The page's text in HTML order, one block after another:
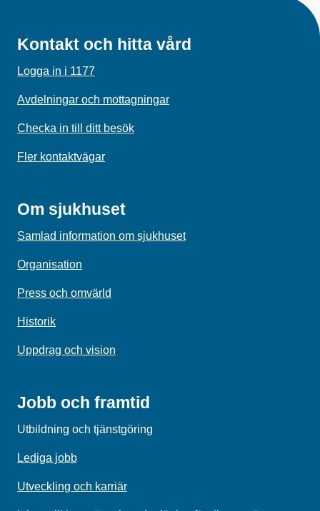
Kontakt och hitta vård
Logga in i 1177
Avdelningar och mottagningar
Checka in till ditt besök
Fler kontaktvägar
Om sjukhuset
Samlad information om sjukhuset
Organisation
Press och omvärld
Historik
Uppdrag och vision
Jobb och framtid
Utbildning och tjänstgöring
Lediga jobb
Utveckling och karriär